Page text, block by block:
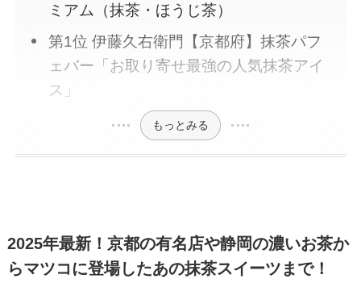
ミアム（抹茶・ほうじ茶）
第1位 伊藤久右衛門【京都府】抹茶パフ
ェバー「お取り寄せ最強の人気抹茶アイ
ス」
もっとみる
2025年最新！京都の有名店や静岡の濃いお茶か
らマツコに登場したあの抹茶スイーツまで！